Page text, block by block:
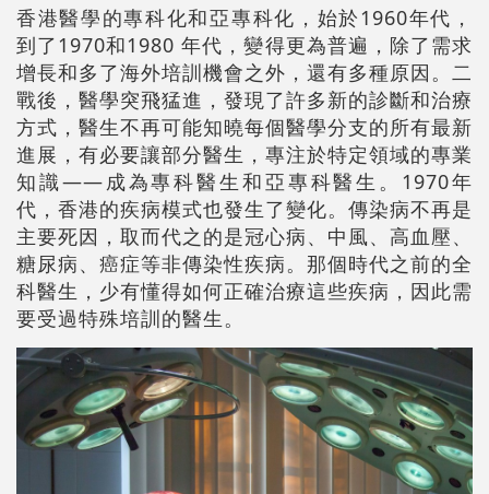
香港醫學的專科化和亞專科化，始於1960年代，
到了1970和1980 年代，變得更為普遍，除了需求
增長和多了海外培訓機會之外，還有多種原因。二
戰後，醫學突飛猛進，發現了許多新的診斷和治療
方式，醫生不再可能知曉每個醫學分支的所有最新
進展，有必要讓部分醫生，專注於特定領域的專業
知識——成為專科醫生和亞專科醫生。1970年
代，香港的疾病模式也發生了變化。傳染病不再是
主要死因，取而代之的是冠心病、中風、高血壓、
糖尿病、癌症等非傳染性疾病。那個時代之前的全
科醫生，少有懂得如何正確治療這些疾病，因此需
要受過特殊培訓的醫生。